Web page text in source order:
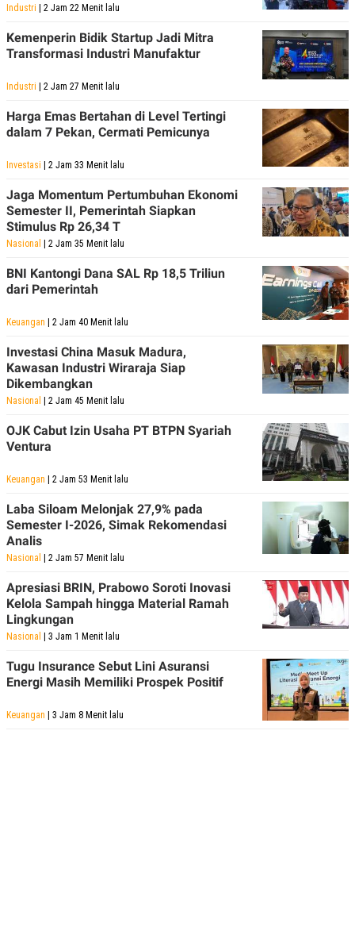
Industri | 2 Jam 22 Menit lalu
Kemenperin Bidik Startup Jadi Mitra
Transformasi Industri Manufaktur
Industri | 2 Jam 27 Menit lalu
Harga Emas Bertahan di Level Tertingi
dalam 7 Pekan, Cermati Pemicunya
Investasi | 2 Jam 33 Menit lalu
Jaga Momentum Pertumbuhan Ekonomi
Semester II, Pemerintah Siapkan
Stimulus Rp 26,34 T
Nasional | 2 Jam 35 Menit lalu
BNI Kantongi Dana SAL Rp 18,5 Triliun
dari Pemerintah
Keuangan | 2 Jam 40 Menit lalu
Investasi China Masuk Madura,
Kawasan Industri Wiraraja Siap
Dikembangkan
Nasional | 2 Jam 45 Menit lalu
OJK Cabut Izin Usaha PT BTPN Syariah
Ventura
Keuangan | 2 Jam 53 Menit lalu
Laba Siloam Melonjak 27,9% pada
Semester I-2026, Simak Rekomendasi
Analis
Nasional | 2 Jam 57 Menit lalu
Apresiasi BRIN, Prabowo Soroti Inovasi
Kelola Sampah hingga Material Ramah
Lingkungan
Nasional | 3 Jam 1 Menit lalu
Tugu Insurance Sebut Lini Asuransi
Energi Masih Memiliki Prospek Positif
Keuangan | 3 Jam 8 Menit lalu